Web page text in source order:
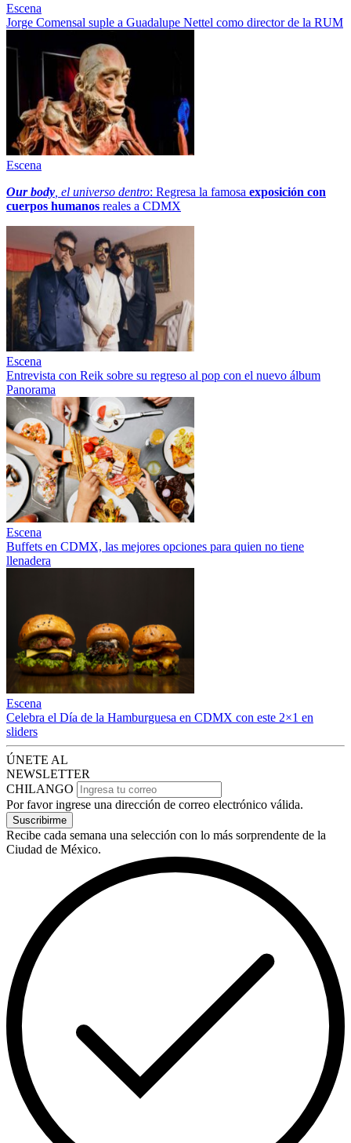
Escena
Jorge Comensal suple a Guadalupe Nettel como director de la RUM
Escena
Our body , el universo dentro: Regresa la famosa exposición con
cuerpos humanos reales a CDMX
Escena
Entrevista con Reik sobre su regreso al pop con el nuevo álbum
Panorama
Escena
Buffets en CDMX, las mejores opciones para quien no tiene
llenadera
Escena
Celebra el Día de la Hamburguesa en CDMX con este 2×1 en
sliders
ÚNETE AL
NEWSLETTER
CHILANGO
Por favor ingrese una dirección de correo electrónico válida.
Suscribirme
Recibe cada semana una selección con lo más sorprendente de la
Ciudad de México.